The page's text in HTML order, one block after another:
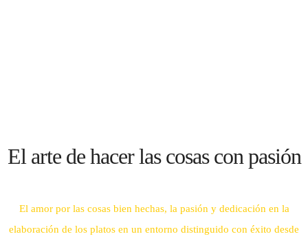
El arte de hacer las cosas con pasión
El amor por las cosas bien hechas, la pasión y dedicación en la
elaboración de los platos en un entorno distinguido con éxito desde